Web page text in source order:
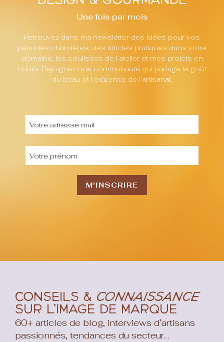
Une fois par mois
Retrouvez dans ma newsletter des idées pour vos
périodes charnières, des articles pratiques dans votre
domaine, les coulisses de l’atelier et mes projets en
cours. Rejoignez une communauté qui partage le goût
du beau et l’exigence de l’artisanat.
M'INSCRIRE
Conseils & connaissance
sur l’image de marque
60+ articles de blog, interviews d’artisans
passionnés, tendances du secteur…